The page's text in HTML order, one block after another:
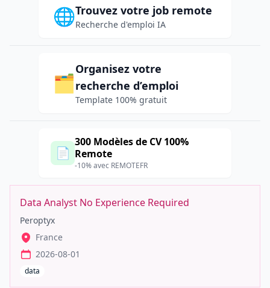
🌐Trouvez votre job remote
Recherche d'emploi IA
🗂️
Organisez votre
recherche d’emploi
Template 100% gratuit
📄
300 Modèles de CV 100%
Remote
-10% avec REMOTEFR
Data Analyst No Experience Required
Peroptyx
France
2026-08-01
data